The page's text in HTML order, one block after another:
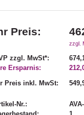
Preis:
zzgl.
zzgl. MwSt*:
Ersparnis:
Preis inkl. MwSt:
Nr.: